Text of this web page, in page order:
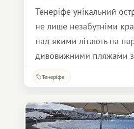
Тенеріфе унікальний
не лише незабутніми
над якими літають на
дивовижними пляжами з
піском.
Тенеріфе